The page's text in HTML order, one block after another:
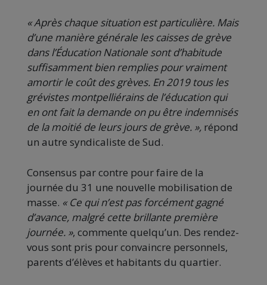
« Après chaque situation est particulière. Mais
d’une manière générale les caisses de grève
dans l’Éducation Nationale sont d’habitude
suffisamment bien remplies pour vraiment
amortir le coût des grèves. En 2019 tous les
grévistes montpelliérains de l’éducation qui
en ont fait la demande on pu être indemnisés
de la moitié de leurs jours de grève. », répond
un autre syndicaliste de Sud.
Consensus par contre pour faire de la
journée du 31 une nouvelle mobilisation de
masse. « Ce qui n’est pas forcément gagné
d’avance, malgré cette brillante première
journée. », commente quelqu’un. Des rendez-
vous sont pris pour convaincre personnels,
parents d’élèves et habitants du quartier.